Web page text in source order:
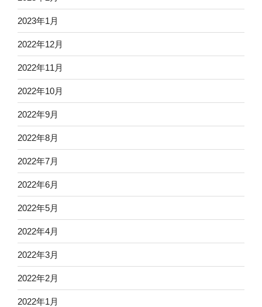
2023年1月
2022年12月
2022年11月
2022年10月
2022年9月
2022年8月
2022年7月
2022年6月
2022年5月
2022年4月
2022年3月
2022年2月
2022年1月